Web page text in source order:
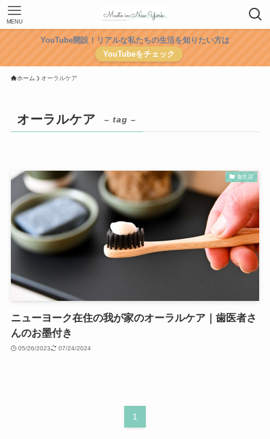
MENU
YouTube開設！リアルな私たちの生活を知りたい方は
YouTubeをチェック
ホーム オーラルケア
オーラルケア – tag –
食生活
ニューヨーク在住の我が家のオーラルケア｜歯医者さ
んのお墨付き
05/26/2023 07/24/2024
1